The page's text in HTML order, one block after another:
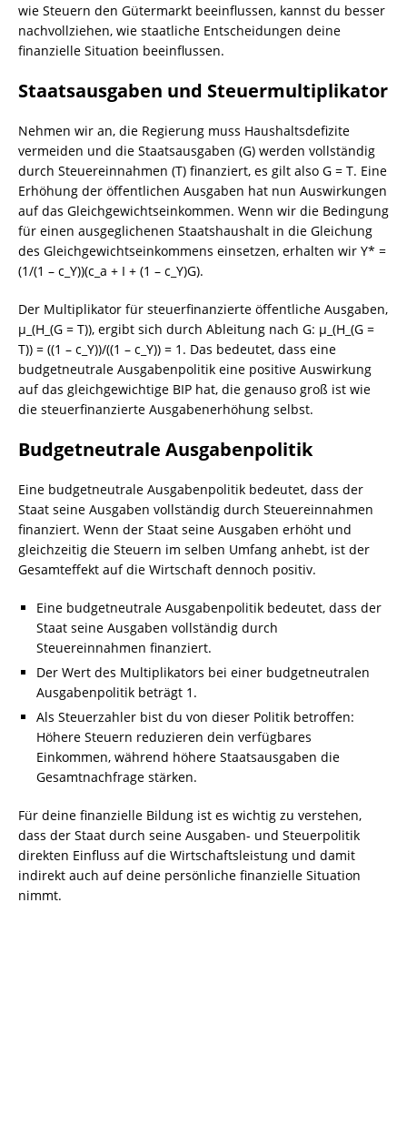
wie Steuern den Gütermarkt beeinflussen, kannst du besser
nachvollziehen, wie staatliche Entscheidungen deine
finanzielle Situation beeinflussen.
Staatsausgaben und Steuermultiplikator
Nehmen wir an, die Regierung muss Haushaltsdefizite
vermeiden und die Staatsausgaben (G) werden vollständig
durch Steuereinnahmen (T) finanziert, es gilt also G = T. Eine
Erhöhung der öffentlichen Ausgaben hat nun Auswirkungen
auf das Gleichgewichtseinkommen. Wenn wir die Bedingung
für einen ausgeglichenen Staatshaushalt in die Gleichung
des Gleichgewichtseinkommens einsetzen, erhalten wir Y* =
(1/(1 – c_Y))(c_a + I + (1 – c_Y)G).
Der Multiplikator für steuerfinanzierte öffentliche Ausgaben,
μ_(H_(G = T)), ergibt sich durch Ableitung nach G: μ_(H_(G =
T)) = ((1 – c_Y))/((1 – c_Y)) = 1. Das bedeutet, dass eine
budgetneutrale Ausgabenpolitik eine positive Auswirkung
auf das gleichgewichtige BIP hat, die genauso groß ist wie
die steuerfinanzierte Ausgabenerhöhung selbst.
Budgetneutrale Ausgabenpolitik
Eine budgetneutrale Ausgabenpolitik bedeutet, dass der
Staat seine Ausgaben vollständig durch Steuereinnahmen
finanziert. Wenn der Staat seine Ausgaben erhöht und
gleichzeitig die Steuern im selben Umfang anhebt, ist der
Gesamteffekt auf die Wirtschaft dennoch positiv.
Eine budgetneutrale Ausgabenpolitik bedeutet, dass der
Staat seine Ausgaben vollständig durch
Steuereinnahmen finanziert.
Der Wert des Multiplikators bei einer budgetneutralen
Ausgabenpolitik beträgt 1.
Als Steuerzahler bist du von dieser Politik betroffen:
Höhere Steuern reduzieren dein verfügbares
Einkommen, während höhere Staatsausgaben die
Gesamtnachfrage stärken.
Für deine finanzielle Bildung ist es wichtig zu verstehen,
dass der Staat durch seine Ausgaben- und Steuerpolitik
direkten Einfluss auf die Wirtschaftsleistung und damit
indirekt auch auf deine persönliche finanzielle Situation
nimmt.